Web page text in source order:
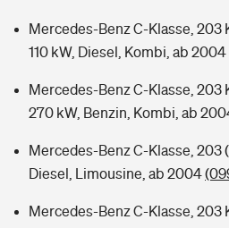
Mercedes-Benz C-Klasse, 203
110 kW, Diesel, Kombi, ab 2004
Mercedes-Benz C-Klasse, 203
270 kW, Benzin, Kombi, ab
Mercedes-Benz C-Klasse, 203
Diesel, Limousine, ab 2004
Mercedes-Benz C-Klasse, 203